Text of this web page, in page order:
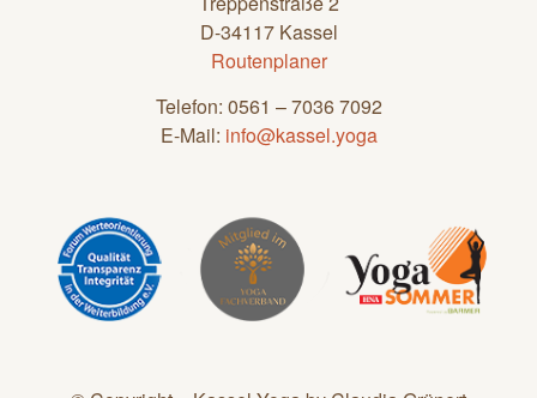
D-34117 Kassel
Routenplaner
Telefon: 0561 – 7036 7092
E-Mail: info@kassel.yoga